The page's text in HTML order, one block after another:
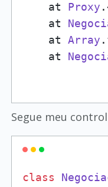
    at
Proxy
    at
    at
Array .
    at
Segue meu
class